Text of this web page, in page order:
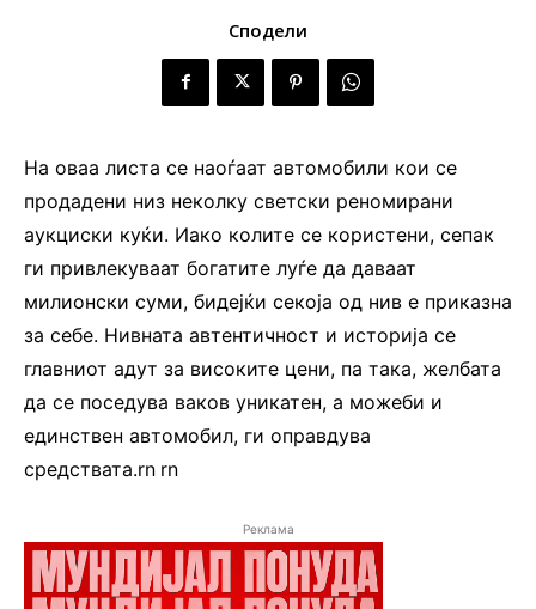
Сподели
На оваа листа се наоѓаат автомобили кои се
продадени низ неколку светски реномирани
аукциски куќи. Иако колите се користени, сепак
ги привлекуваат богатите луѓе да даваат
милионски суми, бидејќи секоја од нив е приказна
за себе. Нивната автентичност и историја се
главниот адут за високите цени, па така, желбата
да се поседува ваков уникатен, а можеби и
единствен автомобил, ги оправдува
средствата.rn rn
Реклама